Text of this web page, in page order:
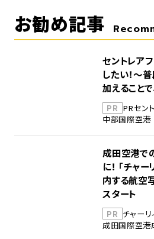
お勧め記事
セントレア
したい！～
加えること
PR PRセン
中部国際空港
成田空港で
に！ 「チャ
内する航空
スタート
PR チャーリ
成田国際空港